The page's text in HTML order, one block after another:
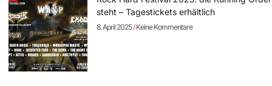
steht – Tagestickets erhältlich
8. April 2025 Keine Kommentare